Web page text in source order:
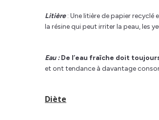
Litière: Une litière de papier recyclé
la résine qui peut irriter la peau, les
Eau :De l’eau fraîche doit
et ont tendance à davantage
Diète